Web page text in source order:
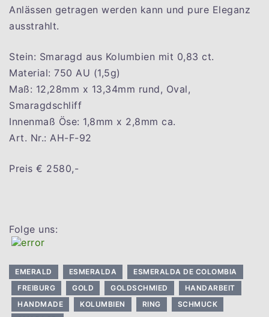
Anlässen getragen werden kann und pure Eleganz
ausstrahlt.
Stein: Smaragd aus Kolumbien mit 0,83 ct.
Material: 750 AU (1,5g)
Maß: 12,28mm x 13,34mm rund, Oval,
Smaragdschliff
Innenmaß Öse: 1,8mm x 2,8mm ca.
Art. Nr.: AH-F-92
Preis € 2580,-
Folge uns:
EMERALD ESMERALDA
ESMERALDA DE COLOMBIA
FREIBURG
GOLD GOLDSCHMIED
HANDARBEIT
HANDMADE
KOLUMBIEN RING
SCHMUCK